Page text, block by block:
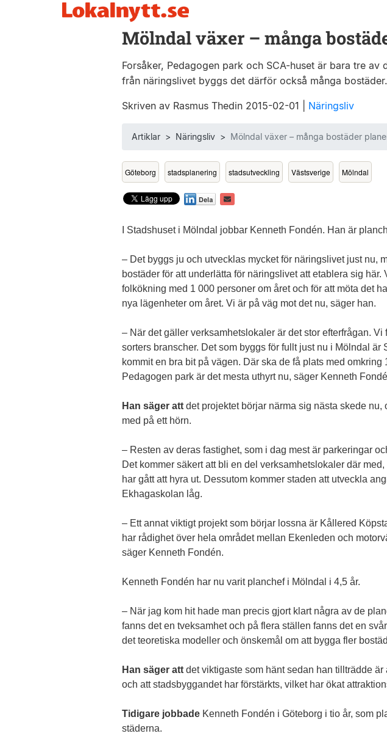
Mölndal växer – många
Forsåker, Pedagogen park och SCA-huset är bara tre
från näringslivet byggs det därför också många
Skriven av Rasmus Thedin 2015-02-01 Näringsliv
Artiklar> Näringsliv> Mölndal växer – många bostäder
Göteborg stadsplanering stadsutveckling Västsverige Mölndal
I Stadshuset i Mölndal jobbar Kenneth Fondén. Han är
– Det byggs ju och utvecklas mycket för närings­livet just nu,
bostäder för att underlätta för näringslivet att etablera sig här.
folkökning med 1 000 personer om året och för att möta det
nya lägenheter om året. Vi är på väg mot det nu, säger han.
– När det gäller verksamhetslokaler är det stor efterfrågan. Vi
sorters branscher. Det som byggs för fullt just nu i Mölndal är
kommit en bra bit på vägen. Där ska de få plats med omkring
Pedagogen park är det mesta uthyrt nu, säger Kenneth
Han säger attdet projektet börjar närma sig nästa skede nu,
med på ett hörn.
– Resten av deras fastighet, som i dag mest är parkeringar
Det kommer säkert att bli en del verksamhetslokaler där
har gått att hyra ut. Dessutom kommer staden att utveckla
Ekhagaskolan låg.
– Ett annat viktigt projekt som börjar lossna är Kållered
har rådighet över hela området mellan Ekenleden och
säger Kenneth Fondén.
Kenneth Fondén har nu varit planchef i Mölndal i 4,5 år.
– När jag kom hit hade man precis gjort klart några av de
fanns det en tveksamhet och på flera ställen fanns det en
det teoretiska modeller och önskemål om att bygga fler
Han säger att det viktigaste som hänt sedan han tillträdde
och att stadsbyggandet har förstärkts, vilket har ökat
Tidigare jobbadeKenneth Fondén i Göteborg i tio år, som
städerna.